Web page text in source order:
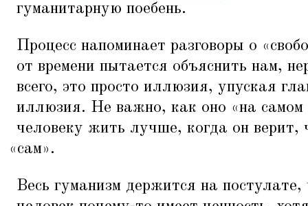
гуманитарную поебень.
Процесс напоминает разговоры о «
от времени пытается объяснить нам,
всего, это просто иллюзия, упуская
иллюзия. Не важно, как оно «на самом
человеку жить лучше, когда он верит,
«сам».
Весь гуманизм держится на